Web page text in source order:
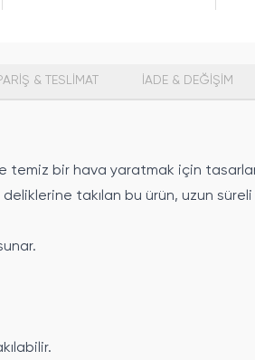
& TESLİMAT İADE & DEĞİŞİM
bir hava yaratmak için
takılan bu ürün, uzun süreli